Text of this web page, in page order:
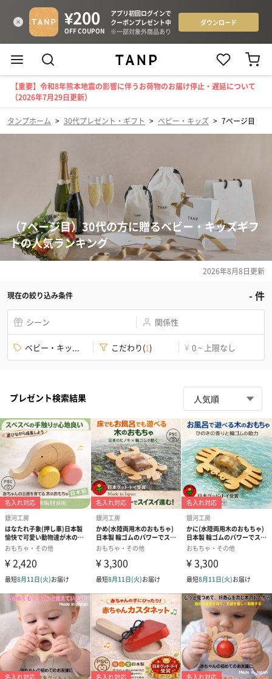
【重要】令和8年熊本地震の影響に伴うお荷物のお届け停止・遅延について
（2026年7月29日更新）
タンプホーム > 30代プレゼント・ギフト > ベビー・キッズ > 7ページ目
（7ページ目）30代の方に贈るベビー・キッズギフ
トの人気ランキング
2026年8月8日更新
現在の絞り込み条件 -件
シーン 関係性
ベビー・キッ... こだわり(1) ¥ 0 ~ 上限なし
プレゼント検索結果